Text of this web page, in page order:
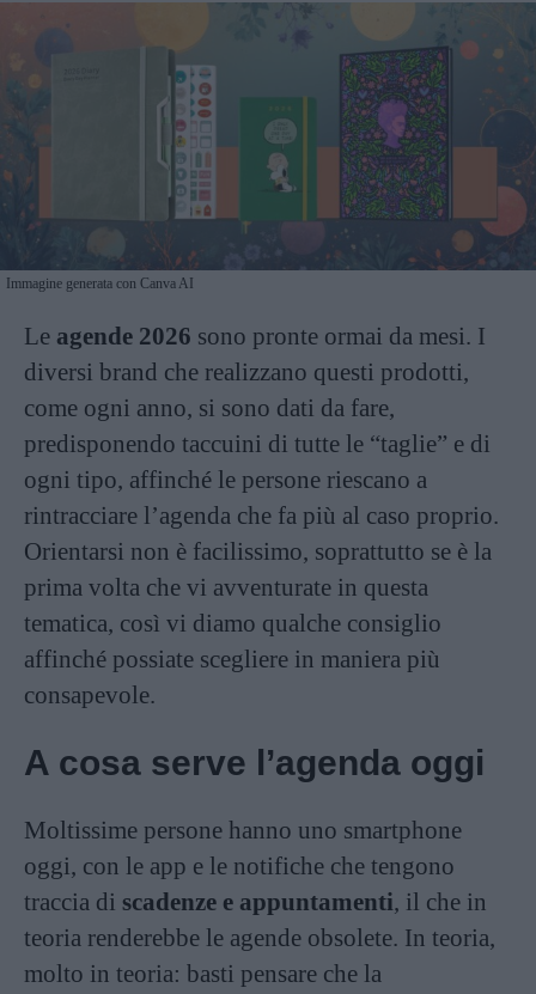
Immagine generata con Canva AI
Le agende 2026 sono pronte ormai da mesi. I
diversi brand che realizzano questi prodotti,
come ogni anno, si sono dati da fare,
predisponendo taccuini di tutte le “taglie” e di
ogni tipo, affinché le persone riescano a
rintracciare l’agenda che fa più al caso proprio.
Orientarsi non è facilissimo, soprattutto se è la
prima volta che vi avventurate in questa
tematica, così vi diamo qualche consiglio
affinché possiate scegliere in maniera più
consapevole.
A cosa serve l’agenda oggi
Moltissime persone hanno uno smartphone
oggi, con le app e le notifiche che tengono
traccia di scadenze e appuntamenti, il che in
teoria renderebbe le agende obsolete. In teoria,
molto in teoria: basti pensare che la